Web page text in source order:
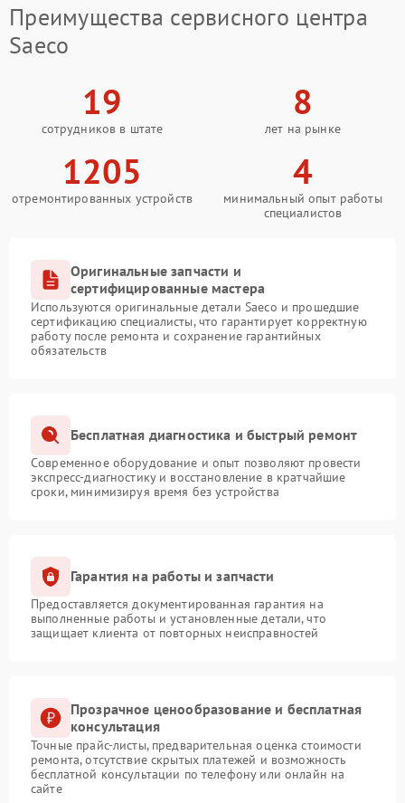
Преимущества сервисного центра
Saeco
19
сотрудников в штате
8
лет на рынке
1205
отремонтированных устройств
4
минимальный опыт работы
специалистов
Оригинальные запчасти и
сертифицированные мастера
Используются оригинальные детали Saeco и прошедшие
сертификацию специалисты, что гарантирует корректную
работу после ремонта и сохранение гарантийных
обязательств
Бесплатная диагностика и быстрый ремонт
Современное оборудование и опыт позволяют провести
экспресс-диагностику и восстановление в кратчайшие
сроки, минимизируя время без устройства
Гарантия на работы и запчасти
Предоставляется документированная гарантия на
выполненные работы и установленные детали, что
защищает клиента от повторных неисправностей
Прозрачное ценообразование и бесплатная
консультация
Точные прайс-листы, предварительная оценка стоимости
ремонта, отсутствие скрытых платежей и возможность
бесплатной консультации по телефону или онлайн на
сайте